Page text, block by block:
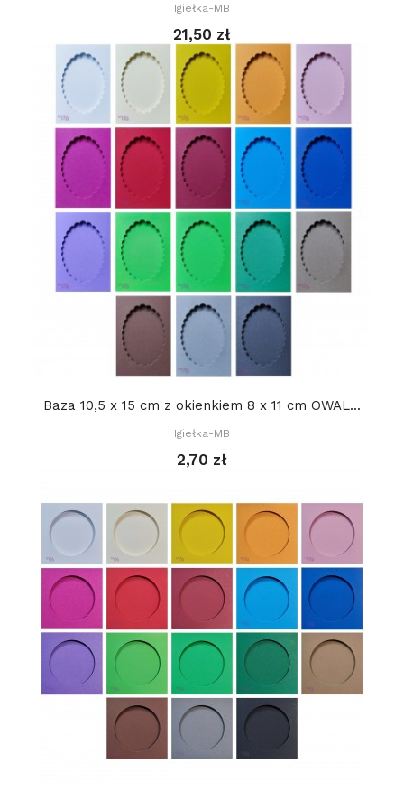
Igiełka-MB
21,50 zł
Baza 10,5 x 15 cm z okienkiem 8 x 11 cm OWAL...
Igiełka-MB
2,70 zł